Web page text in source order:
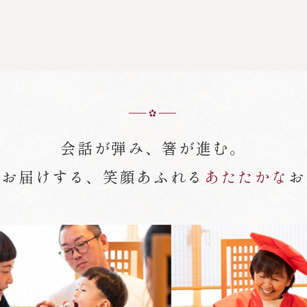
会話が弾み、箸が進む。
届けする、笑顔あふれる あたたかな